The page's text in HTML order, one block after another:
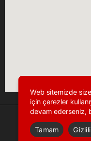
Web sitemizde
için çerezler
devam ederseniz,
Tamam